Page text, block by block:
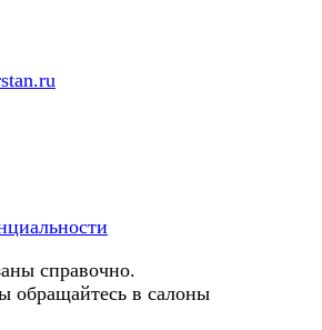
справочно.
обращайтесь в салоны